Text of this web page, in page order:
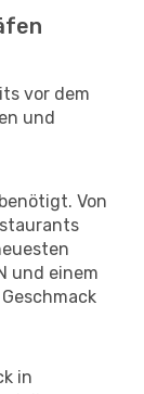
vor dem
und
Von
und einem
in